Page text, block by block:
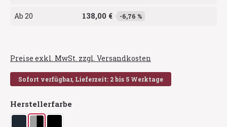
Ab 20 138,00 € -6,76 %
Preise exkl. MwSt. zzgl. Versandkosten
Sofort verfügbar, Lieferzeit: 2 bis 5 Werktage
Herstellerfarbe